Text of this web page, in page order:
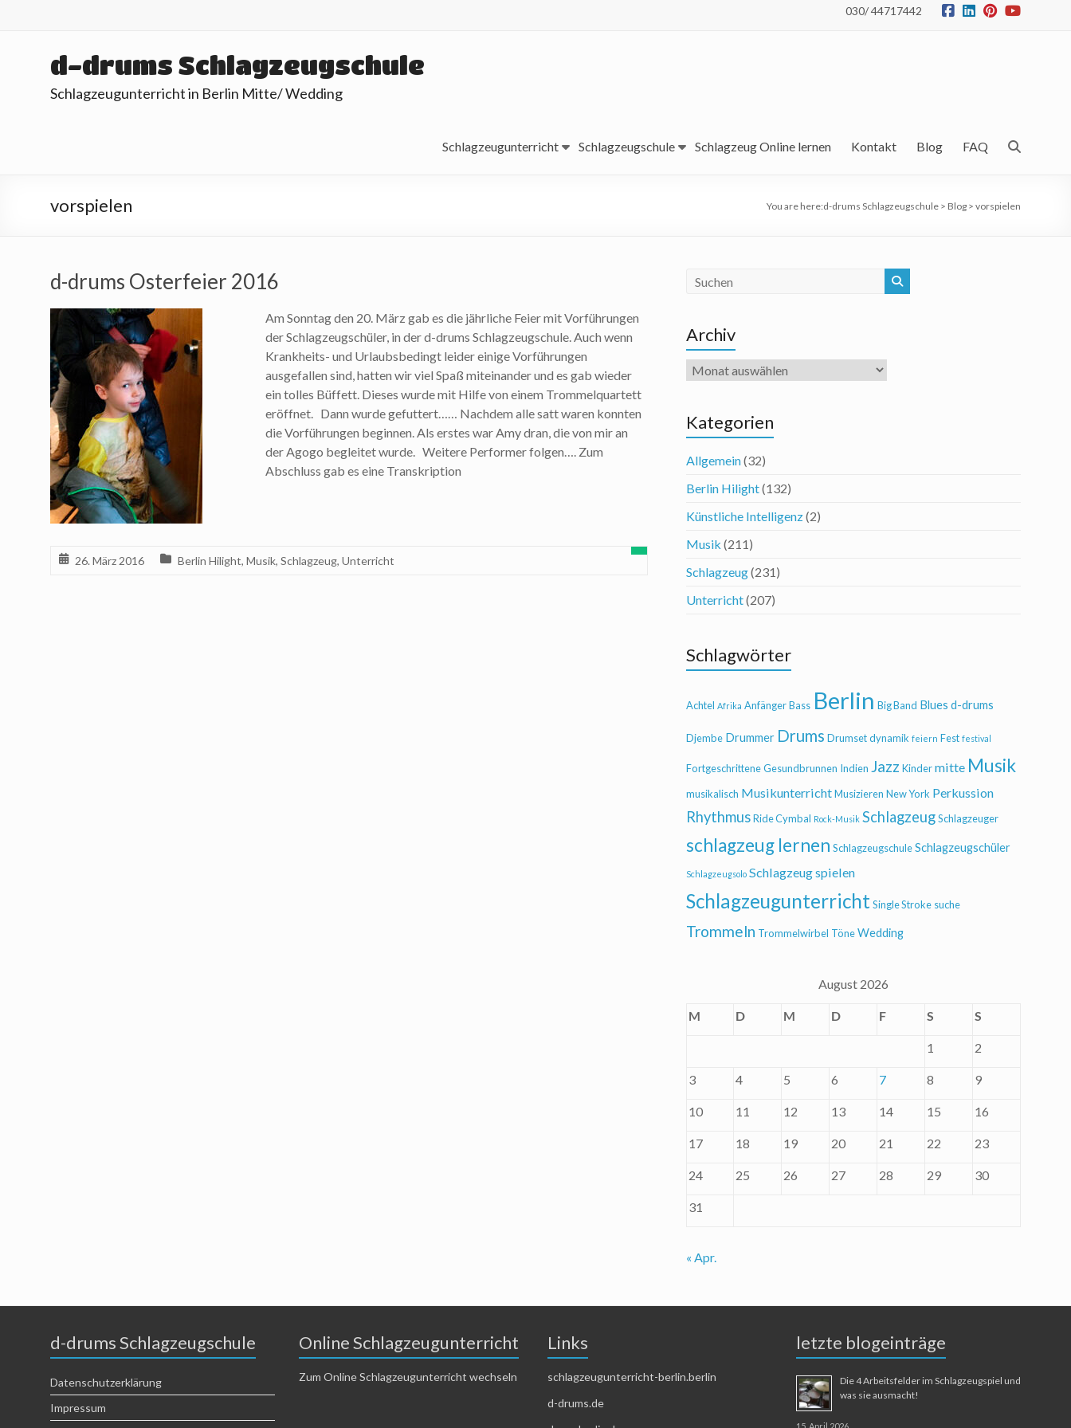
030/ 44717442
d-drums Schlagzeugschule
Schlagzeugunterricht in Berlin Mitte/ Wedding
Schlagzeugunterricht Schlagzeugschule Schlagzeug Online lernen Kontakt Blog FAQ
vorspielen You are here:d-drums Schlagzeugschule > Blog > vorspielen
d-drums Osterfeier 2016
Am Sonntag den 20. März gab es die jährliche Feier mit Vorführungen
der Schlagzeugschüler, in der d-drums Schlagzeugschule. Auch wenn
Krankheits- und Urlaubsbedingt leider einige Vorführungen
ausgefallen sind, hatten wir viel Spaß miteinander und es gab wieder
ein tolles Büffett. Dieses wurde mit Hilfe von einem Trommelquartett
eröffnet. Dann wurde gefuttert…… Nachdem alle satt waren konnten
die Vorführungen beginnen. Als erstes war Amy dran, die von mir an
der Agogo begleitet wurde. Weitere Performer folgen…. Zum
Abschluss gab es eine Transkription
26. März 2016 Berlin Hilight, Musik, Schlagzeug, Unterricht
Archiv
Archiv
Kategorien
Allgemein(32)
Berlin Hilight(132)
Künstliche Intelligenz(2)
Musik (211)
Schlagzeug(231)
Unterricht(207)
Schlagwörter
Achtel Afrika AnfängerBass Berlin Big Band Blues d-drums
Djembe Drummer Drums Drumsetdynamik feiern Fest festival
FortgeschritteneGesundbrunnen Indien Jazz Kindermitte Musik
musikalisch MusikunterrichtMusizieren New York Perkussion
RhythmusRide Cymbal Rock-Musik SchlagzeugSchlagzeuger
schlagzeug lernen SchlagzeugschuleSchlagzeugschüler
Schlagzeugsolo Schlagzeug spielen
SchlagzeugunterrichtSingle Stroke suche
Trommeln Trommelwirbel TöneWedding
August 2026
M D M D F S S
1 2
3 4 5 6 7 8 9
10 11 12 13 14 15 16
17 18 19 20 21 22 23
24 25 26 27 28 29 30
31
« Apr.
d-drums Schlagzeugschule
Datenschutzerklärung
Impressum
Online Schlagzeugunterricht
Zum Online Schlagzeugunterricht wechseln
Links
schlagzeugunterricht-berlin.berlin
d-drums.de
letzte blogeinträge
Die 4 Arbeitsfelder im Schlagzeugspiel und
was sie ausmacht!